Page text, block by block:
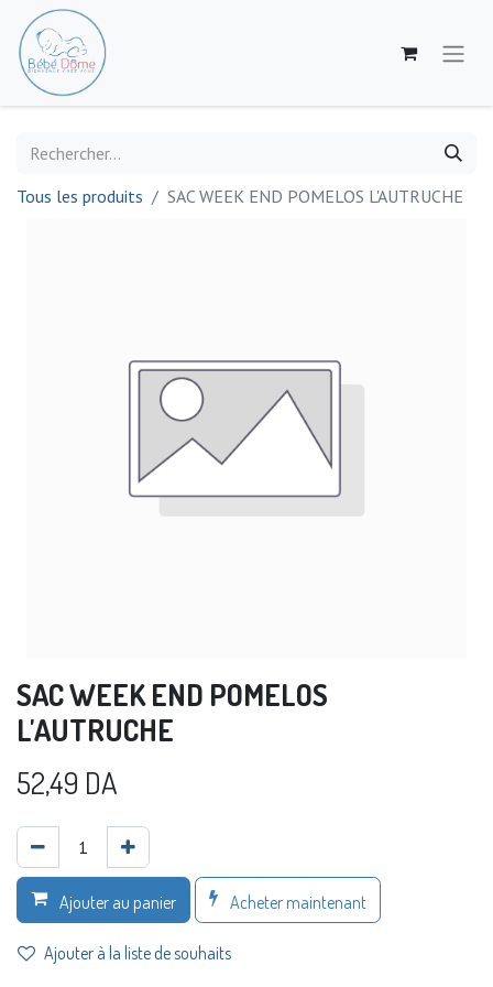
Tous les produits SAC WEEK END POMELOS L'AUTRUCHE
SAC WEEK END POMELOS
L'AUTRUCHE
52,49 DA
Ajouter au panier Acheter maintenant
Ajouter à la liste de souhaits